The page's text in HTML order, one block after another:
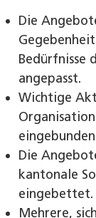
Die
Bedürfnisse
angepasst.
Wichtige
Die
kantonale
eingebettet.
Mehrere,